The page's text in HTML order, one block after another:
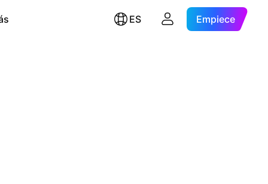
ES Empiece